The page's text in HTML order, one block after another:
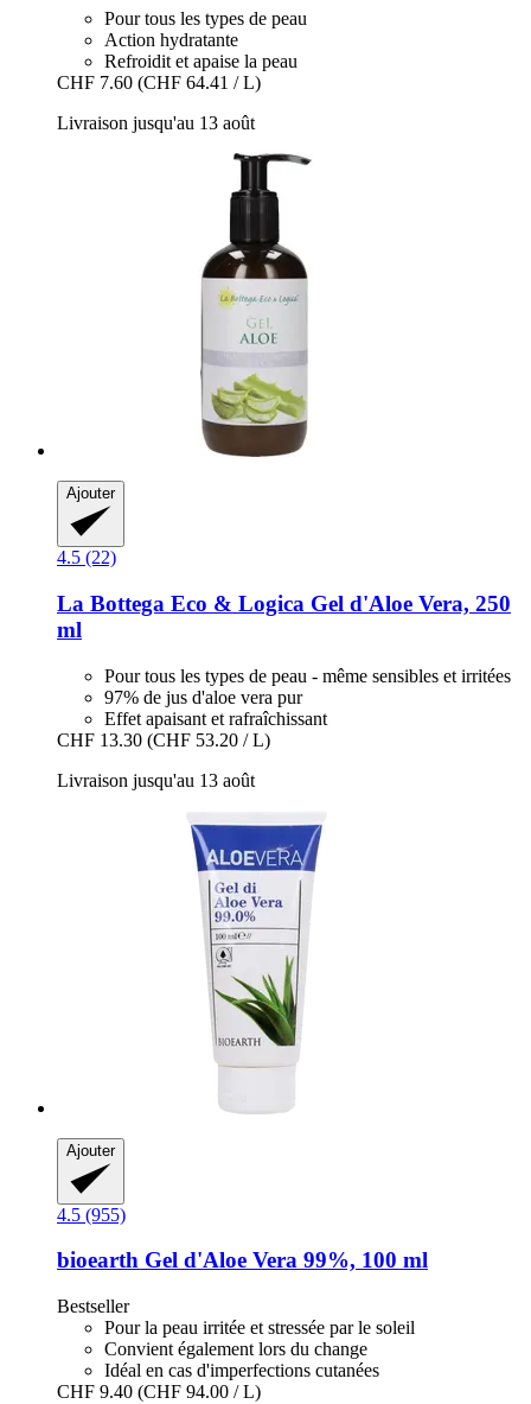
Pour tous les types de peau
Action hydratante
Refroidit et apaise la peau
CHF 7.60 (CHF 64.41 / L)
Livraison jusqu'au 13 août
Ajouter
4.5 (22)
La Bottega Eco & Logica Gel d'Aloe Vera, 250
ml
Pour tous les types de peau - même sensibles et irritées
97% de jus d'aloe vera pur
Effet apaisant et rafraîchissant
CHF 13.30 (CHF 53.20 / L)
Livraison jusqu'au 13 août
Ajouter
4.5 (955)
bioearth Gel d'Aloe Vera 99%, 100 ml
Bestseller
Pour la peau irritée et stressée par le soleil
Convient également lors du change
Idéal en cas d'imperfections cutanées
CHF 9.40 (CHF 94.00 / L)